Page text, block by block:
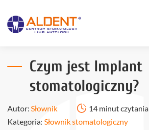
Czym jest Implant
stomatologiczny?
Autor: Słownik
14 minut czytania
Kategoria: Słownik stomatologiczny